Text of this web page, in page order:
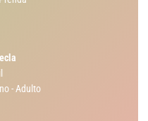
- Adulto